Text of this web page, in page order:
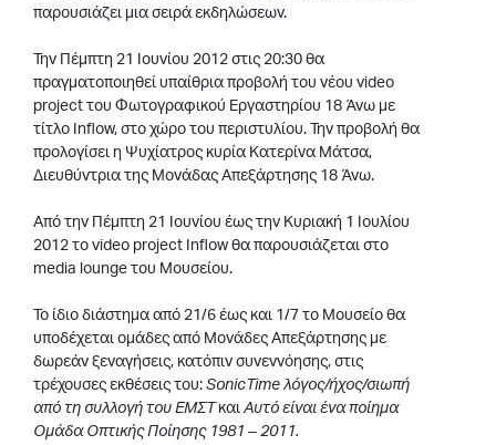
παρουσιάζει μια σειρά εκδηλώσεων.
Την Πέμπτη 21 Ιουνίου 2012 στις 20:30 θα
πραγματοποιηθεί υπαίθρια προβολή του νέου video
project του Φωτογραφικού Εργαστηρίου 18 Άνω με
τίτλο Ιnflow, στο χώρο του περιστυλίου. Την προβολή θα
προλογίσει η Ψυχίατρος κυρία Κατερίνα Μάτσα,
Διευθύντρια της Μονάδας Απεξάρτησης 18 Άνω.
Από την Πέμπτη 21 Ιουνίου έως την Κυριακή 1 Ιουλίου
2012 το video project Inflow θα παρουσιάζεται στο
media lounge του Μουσείου.
Το ίδιο διάστημα από 21/6 έως και 1/7 το Μουσείο θα
υποδέχεται ομάδες από Μονάδες Απεξάρτησης με
δωρεάν ξεναγήσεις, κατόπιν συνεννόησης, στις
τρέχουσες εκθέσεις του:SonicTimeλόγος/ήχος/σιωπή
από τη συλλογή του ΕΜΣΤκαι Αυτό είναι ένα ποίημα
Ομάδα Οπτικής Ποίησης 1981 – 2011.